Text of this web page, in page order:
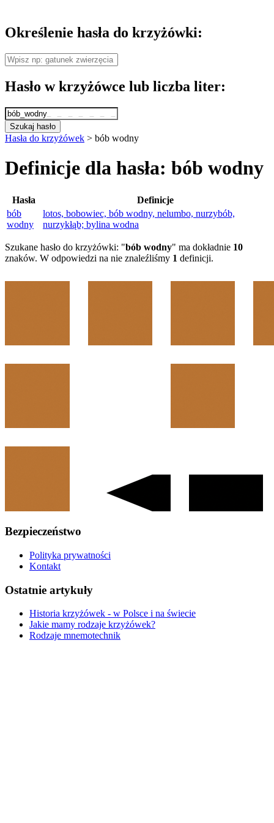
Określenie hasła do krzyżówki:
Hasło w krzyżówce lub liczba liter:
Szukaj hasło
Hasła do krzyżówek > bób wodny
Definicje dla hasła: bób wodny
Hasła
Definicje
bób
wodny
lotos, bobowiec, bób wodny, nelumbo, nurzybób,
nurzykłąb; bylina wodna
Szukane hasło do krzyżówki: "bób wodny" ma dokładnie 10
znaków. W odpowiedzi na nie znaleźliśmy 1 definicji.
Bezpieczeństwo
Polityka prywatności
Kontakt
Ostatnie artykuły
Historia krzyżówek - w Polsce i na świecie
Jakie mamy rodzaje krzyżówek?
Rodzaje mnemotechnik